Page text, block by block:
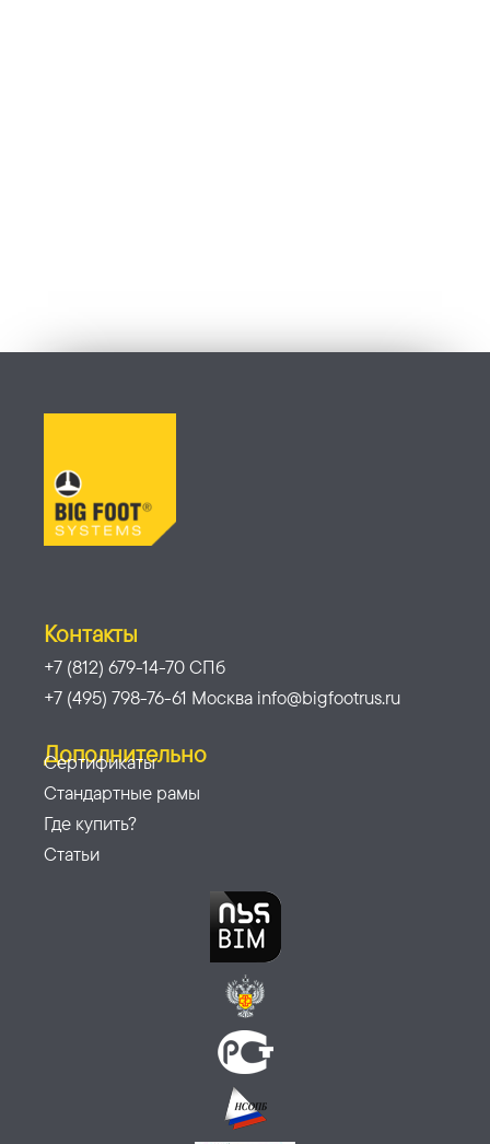
Контакты
+7 (812) 679-14-70 СПб
+7 (495) 798-76-61 Москва info@bigfootrus.ru
Дополнительно
Сертификаты
Стандартные рамы
Где купить?
Статьи